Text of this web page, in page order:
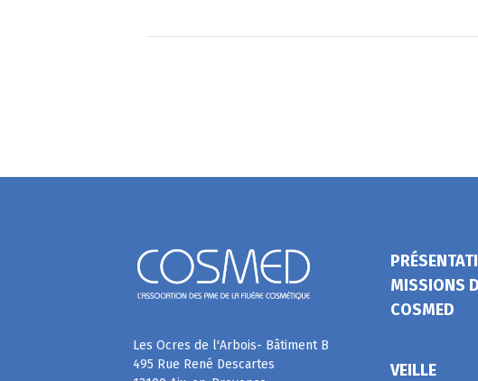
Les Ocres de l'Arbois- Bâtiment B
495 Rue René Descartes
MISSIONS
COSMED
VEILLE